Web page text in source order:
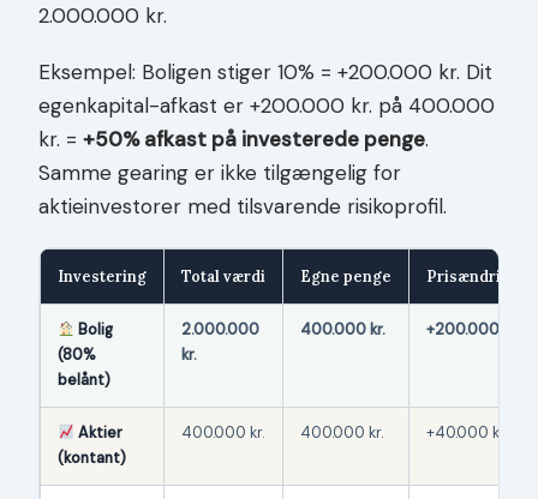
2.000.000 kr.
Eksempel: Boligen stiger 10% = +200.000 kr. Dit
egenkapital-afkast er +200.000 kr. på 400.000
kr. = +50% afkast på investerede penge.
Samme gearing er ikke tilgængelig for
aktieinvestorer med tilsvarende risikoprofil.
Investering Total værdi Egne penge Prisændring
Bolig
(80%
belånt)
2.000.000
kr.
400.000 kr. +200.000 kr.
Aktier
(kontant)
400.000 kr. 400.000 kr. +40.000 kr.